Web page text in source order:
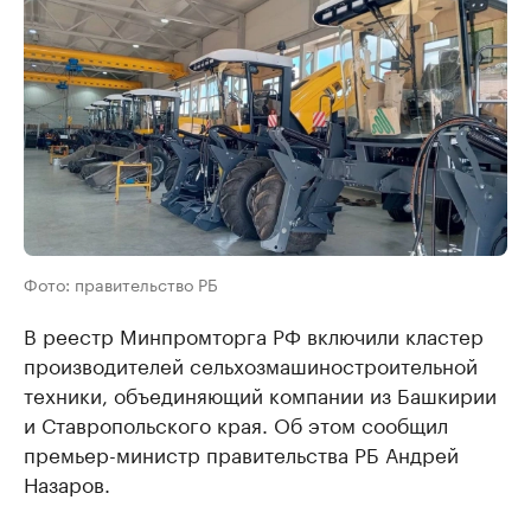
Фото: правительство РБ
В реестр Минпромторга РФ включили кластер
производителей сельхозмашиностроительной
техники, объединяющий компании из Башкирии
и Ставропольского края. Об этом сообщил
премьер-министр правительства РБ Андрей
Назаров.